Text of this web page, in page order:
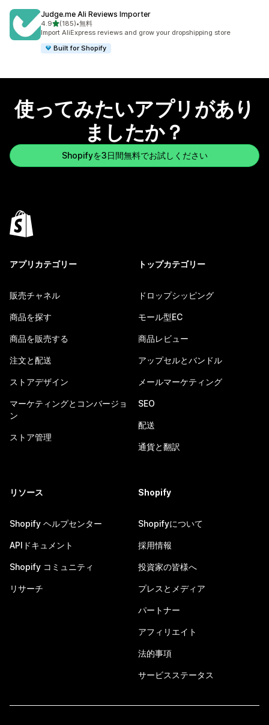
Judge.me Ali Reviews Importer
4.95つ星中
(185)
合計レビュー数：185件
•無料
Import AliExpress reviews and grow your dropshipping store
Built for Shopify
使ってみたいアプリがあり
ましたか？
Shopifyを3日間無料でお試しください
アプリカテゴリー
販売チャネル
商品を探す
商品を販売する
注文と配送
ストアデザイン
マーケティングとコンバージョ
ン
ストア管理
トップカテゴリー
ドロップシッピング
モール型EC
商品レビュー
アップセルとバンドル
メールマーケティング
SEO
配送
通貨と翻訳
リソース
Shopify ヘルプセンター
APIドキュメント
Shopify コミュニティ
リサーチ
Shopify
Shopifyについて
採用情報
投資家の皆様へ
プレスとメディア
パートナー
アフィリエイト
法的事項
サービスステータス